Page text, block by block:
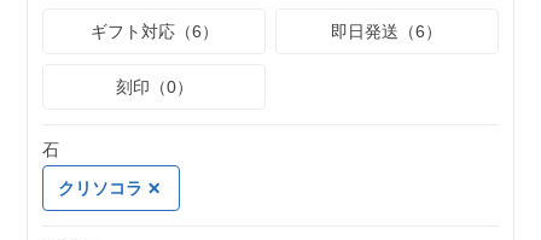
ギフト対応（6） 即日発送（6）
刻印（0）
石
クリソコラ